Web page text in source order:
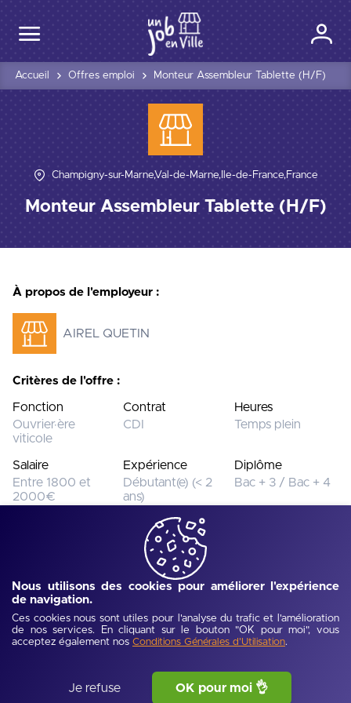
Nous utilisons des cookies pour améliorer l'expérience
de navigation.
Ces cookies nous sont utiles pour l'analyse du trafic et l'amélioration
de nos services. En cliquant sur le bouton "OK pour moi", vous
acceptez également nos Conditions Générales d'Utilisation.
Je refuse OK pour moi 👌
Accueil Offres emploi Monteur Assembleur Tablette (H/F)
Champigny-sur-Marne,Val-de-Marne,Île-de-France,France
Monteur Assembleur Tablette (H/F)
À propos de l'employeur :
AIREL QUETIN
Critères de l'offre :
Fonction
Ouvrier·ère
viticole
Contrat
CDI
Heures
Temps plein
Salaire
Entre 1800 et
2000€
Expérience
Débutant(e) (< 2
ans)
Diplôme
Bac + 3 / Bac + 4
Cette offre n’est plus disponible. Voir toutes les offres
Description de l'offre
Ref : UJEV68bb999db8700-Publié :15/09/2025
Basée en région parisienne (94) et créée en 1982, la société
Airel-Quetin est leader sur le marché français dans la